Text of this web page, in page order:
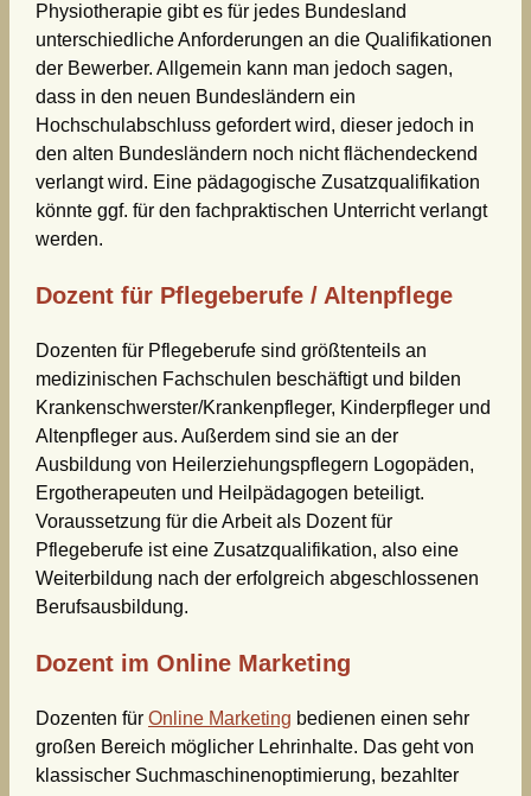
Physiotherapie gibt es für jedes Bundesland
unterschiedliche Anforderungen an die Qualifikationen
der Bewerber. Allgemein kann man jedoch sagen,
dass in den neuen Bundesländern ein
Hochschulabschluss gefordert wird, dieser jedoch in
den alten Bundesländern noch nicht flächendeckend
verlangt wird. Eine pädagogische Zusatzqualifikation
könnte ggf. für den fachpraktischen Unterricht verlangt
werden.
Dozent für Pflegeberufe / Altenpflege
Dozenten für Pflegeberufe sind größtenteils an
medizinischen Fachschulen beschäftigt und bilden
Krankenschwerster/Krankenpfleger, Kinderpfleger und
Altenpfleger aus. Außerdem sind sie an der
Ausbildung von Heilerziehungspflegern Logopäden,
Ergotherapeuten und Heilpädagogen beteiligt.
Voraussetzung für die Arbeit als Dozent für
Pflegeberufe ist eine Zusatzqualifikation, also eine
Weiterbildung nach der erfolgreich abgeschlossenen
Berufsausbildung.
Dozent im Online Marketing
Dozenten für Online Marketing bedienen einen sehr
großen Bereich möglicher Lehrinhalte. Das geht von
klassischer Suchmaschinenoptimierung, bezahlter